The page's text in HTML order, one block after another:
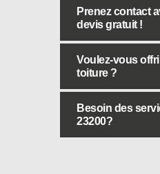
Prenez contact
devis gratuit !
Voulez-vous
toiture ?
Besoin des
23200?